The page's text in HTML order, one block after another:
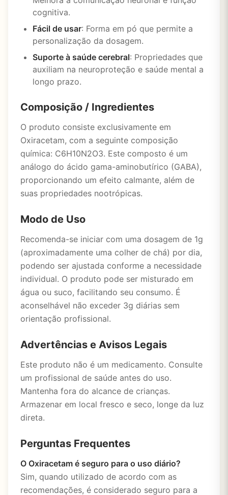
cognitiva.
Fácil de usar: Forma em pó que permite a
personalização da dosagem.
Suporte à saúde cerebral: Propriedades que
auxiliam na neuroproteção e saúde mental a
longo prazo.
Composição / Ingredientes
O produto consiste exclusivamente em
Oxiracetam, com a seguinte composição
química: C6H10N2O3. Este composto é um
análogo do ácido gama-aminobutírico (GABA),
proporcionando um efeito calmante, além de
suas propriedades nootrópicas.
Modo de Uso
Recomenda-se iniciar com uma dosagem de 1g
(aproximadamente uma colher de chá) por dia,
podendo ser ajustada conforme a necessidade
individual. O produto pode ser misturado em
água ou suco, facilitando seu consumo. É
aconselhável não exceder 3g diárias sem
orientação profissional.
Advertências e Avisos Legais
Este produto não é um medicamento. Consulte
um profissional de saúde antes do uso.
Mantenha fora do alcance de crianças.
Armazenar em local fresco e seco, longe da luz
direta.
Perguntas Frequentes
O Oxiracetam é seguro para o uso diário?
Sim, quando utilizado de acordo com as
recomendações, é considerado seguro para a